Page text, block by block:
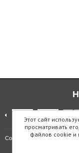
Этот сайт
просматривать
файлов cookie и
Copyright © "Инмарин"